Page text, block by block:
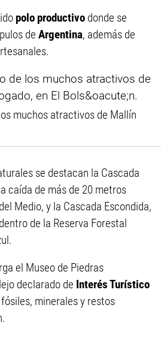
polo productivo donde se
de Argentina, además de
muchos atractivos de Mallín
se destacan la Cascada
caída de más de 20 metros
Medio, y la Cascada Escondida,
de la Reserva Forestal
el Museo de Piedras
declarado de Interés Turístico
minerales y restos